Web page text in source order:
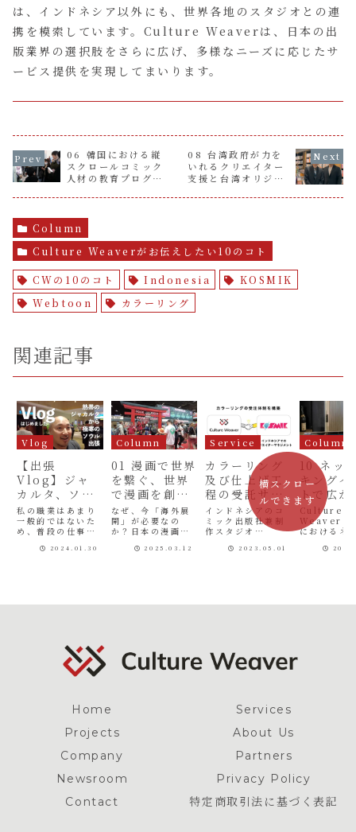
は、インドネシア以外にも、世界各地のスタジオとの連
携を模索しています。Culture Weaverは、日本の出
版業界の選択肢をさらに広げ、多様なニーズに応じたサ
ービス提供を実現してまいります。
06 韓国における縦
スクロールコミック
人材の教育プログラ
08 台湾政府が力を
いれるクリエイター
支援と台湾オリジナ
Column
Culture Weaverがお伝えしたい10のコト
CWの10のコト Indonesia
KOSMIK
Webtoon
カラーリング
関連記事
Vlog
【出張
Vlog】ジャ
カルタ、ソウ
ル（2024年1
月）
私の職業はあまり
一般的ではないた
め、普段の仕事内
うのが難しいこと
の動画は、冬の日
点下の韓国への出
張記録です。...
2024.01.30
Column
01 漫画で世界
を繋ぐ、世界
で漫画を創る
Culture
Weaverの挑
戦
なぜ、今「海外展
開」が必要なの
か？日本の漫画は
ンを抱え、漫画市
足、海賊版電子コ
ど、時代の流れ...
2025.03.12
Service
カラーリング
及び仕上げ工
程の受託サー
ビスを開始
インドネシアのコ
ミック出版社兼制
作スタジオ
の業務提携によ
しました。当社は
に応え、日本の漫
画・縦...
2023.05.01
Column
10 ネッ
キングイ
トで広
能性
Culture
Weaverは
におけるネ
の開催を通
Weaverが
横スクロー
ルできます
Home
Services
Projects
About Us
Company
Partners
Newsroom
Privacy Policy
Contact
特定商取引法に基づく表記